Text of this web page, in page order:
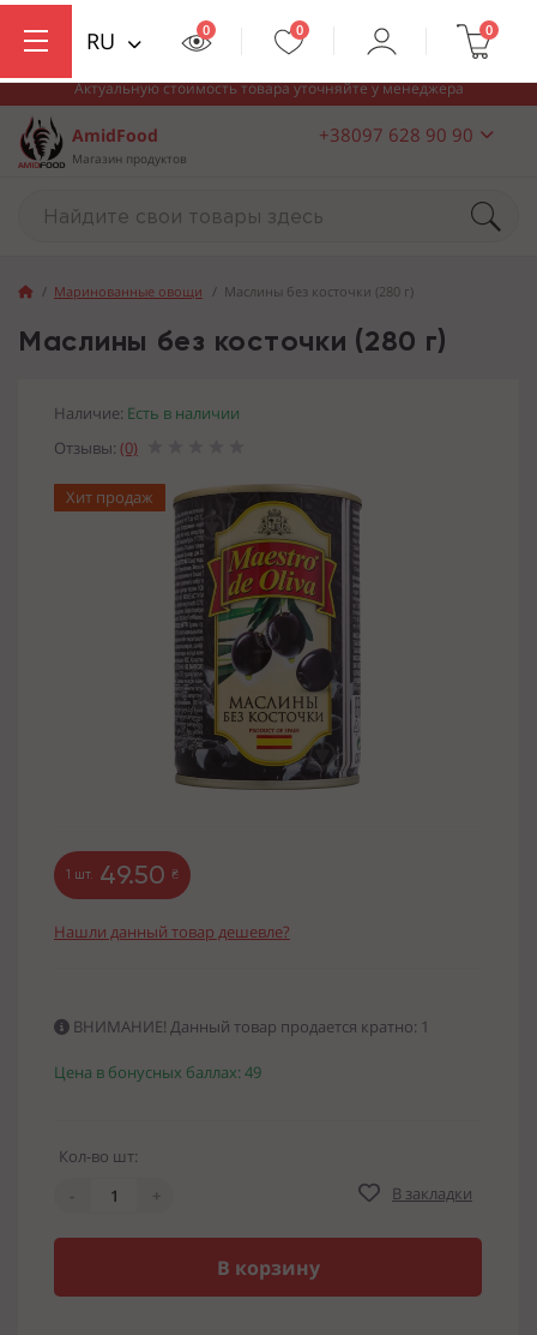
Актуальную стоимость товара уточняйте у менеджера
AmidFood
Магазин продуктов
+38097 628 90 90
RU 0 0 0
Маринованные овощи Маслины без косточки (280 г)
Маслины без косточки (280 г)
Наличие: Есть в наличии
Отзывы: (0)
Хит продаж
1 шт. 49.50 ₴
Нашли данный товар дешевле?
ВНИМАНИЕ! Данный товар продается кратно: 1
Цена в бонусных баллах: 49
Кол-во шт:
-
+ В закладки
В корзину